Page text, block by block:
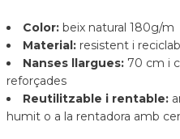
Color: beix natural 180g/m
Material: resistent i
Nanses llargues: 70 cm i
reforçades
Reutilitzable i rentable:
humit o a la rentadora amb